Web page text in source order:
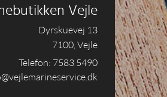
Vejle
Dyrskuevej 13
7100, Vejle
Telefon: 7583 5490